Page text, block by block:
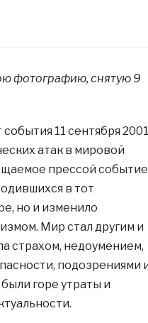
фотографию, снятую 9
11 сентября 2001
атак в мировой
прессой событие
в тот
но и изменило
Мир стал другим и
страхом, недоумением,
подозрениями
горе утраты и